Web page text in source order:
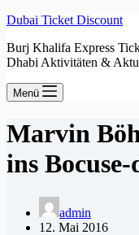
Dubai Ticket Discount
Burj Khalifa Express
Dhabi Aktivitäten &
Menü
Marvin
ins
admin
12. Mai 2016